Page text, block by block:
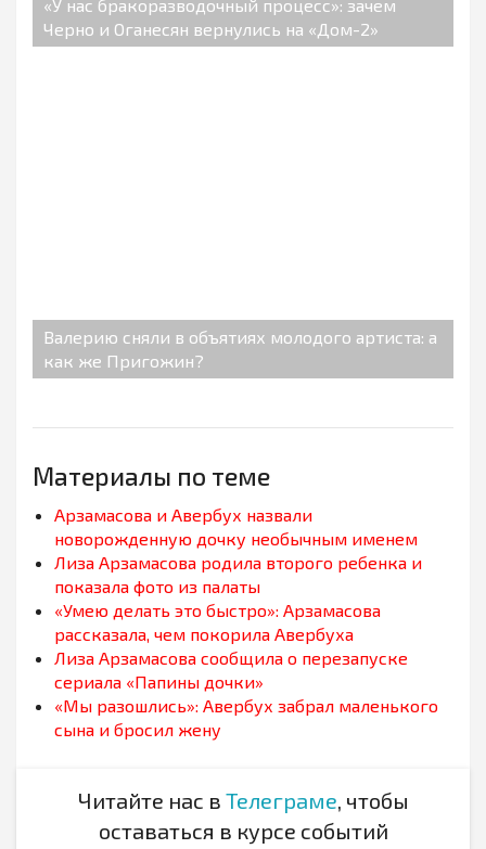
«У нас бракоразводочный процесс»: зачем
Черно и Оганесян вернулись на «Дом-2»
Валерию сняли в объятиях молодого артиста: а
как же Пригожин?
Материалы по теме
Арзамасова и Авербух назвали
новорожденную дочку необычным именем
Лиза Арзамасова родила второго ребенка и
показала фото из палаты
«Умею делать это быстро»: Арзамасова
рассказала, чем покорила Авербуха
Лиза Арзамасова сообщила о перезапуске
сериала «Папины дочки»
«Мы разошлись»: Авербух забрал маленького
сына и бросил жену
Читайте нас в Телеграме, чтобы
оставаться в курсе событий